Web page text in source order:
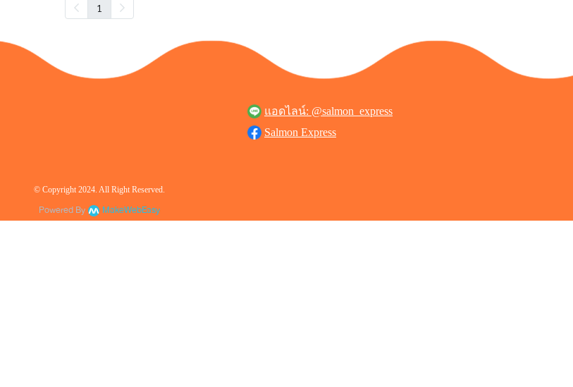
1
แอดไลน์: @salmon_express
Salmon Express
© Copyright 2024. All Right Reserved.
Powered By MakeWebEasy